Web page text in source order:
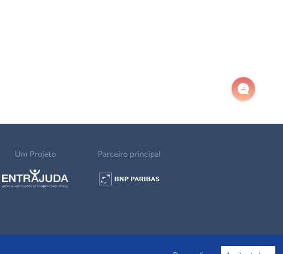
Um Projeto Parceiro principal